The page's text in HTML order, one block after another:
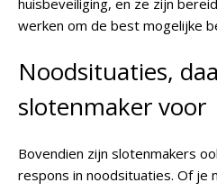
huisbeveiliging, en ze zijn
werken om de best mogelijke
Noodsituaties,
slotenmaker voor
Bovendien zijn slotenmakers
respons in noodsituaties. Of je